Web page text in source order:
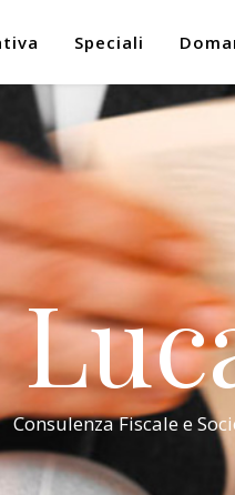
Speciali
Consulenza Fiscale e